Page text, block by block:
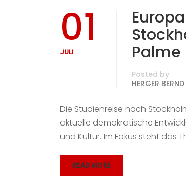
01
JULI
Palme
Posted by
HERGER BERND
Die Studienreise nach
aktuelle demokratische
und Kultur. Im Fokus steht das
READ MORE